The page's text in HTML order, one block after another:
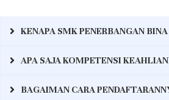
KENAPA SMK PENERBANGAN
APA SAJA KOMPETENSI
BAGAIMAN CARA